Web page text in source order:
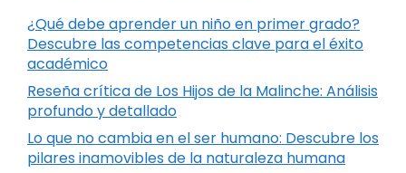
¿Qué debe aprender un niño en primer grado?
Descubre las competencias clave para el éxito
académico
Reseña crítica de Los Hijos de la Malinche: Análisis
profundo y detallado
Lo que no cambia en el ser humano: Descubre los
pilares inamovibles de la naturaleza humana